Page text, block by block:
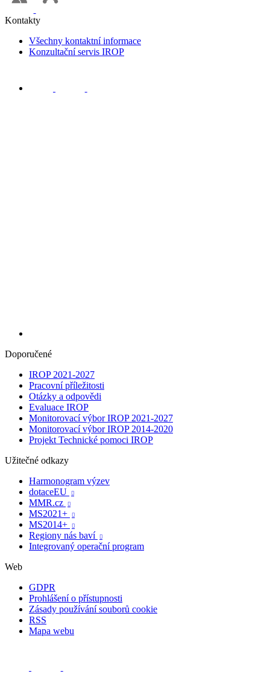
Kontakty
Všechny kontaktní informace
Konzultační servis IROP
Doporučené
IROP 2021-2027
Pracovní příležitosti
Otázky a odpovědi
Evaluace IROP
Monitorovací výbor IROP 2021-2027
Monitorovací výbor IROP 2014-2020
Projekt Technické pomoci IROP
Užitečné odkazy
Harmonogram výzev
dotaceEU

MMR.cz 
MS2021+ 
MS2014+ 
Regiony nás baví 
Integrovaný operační program
Web
GDPR
Prohlášení o přístupnosti
Zásady používání souborů cookie
RSS
Mapa webu